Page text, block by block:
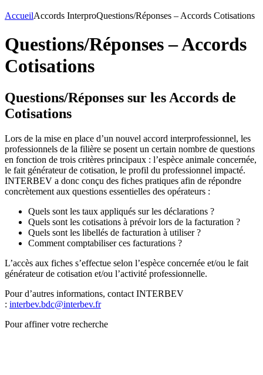
AccueilAccords InterproQuestions/Réponses – Accords Cotisations
Questions/Réponses – Accords
Cotisations
Questions/Réponses sur les Accords de
Cotisations
Lors de la mise en place d’un nouvel accord interprofessionnel, les
professionnels de la filière se posent un certain nombre de questions
en fonction de trois critères principaux : l’espèce animale concernée,
le fait générateur de cotisation, le profil du professionnel impacté.
INTERBEV a donc conçu des fiches pratiques afin de répondre
concrètement aux questions essentielles des opérateurs :
Quels sont les taux appliqués sur les déclarations ?
Quels sont les cotisations à prévoir lors de la facturation ?
Quels sont les libellés de facturation à utiliser ?
Comment comptabiliser ces facturations ?
L’accès aux fiches s’effectue selon l’espèce concernée et/ou le fait
générateur de cotisation et/ou l’activité professionnelle.
Pour d’autres informations, contact INTERBEV
: interbev.bdc@interbev.fr
Pour affiner votre recherche